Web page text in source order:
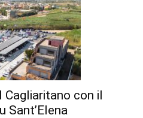
con il
Sant’Elena